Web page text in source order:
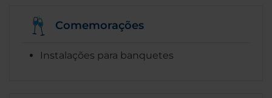
Comemorações
Instalações para banquetes